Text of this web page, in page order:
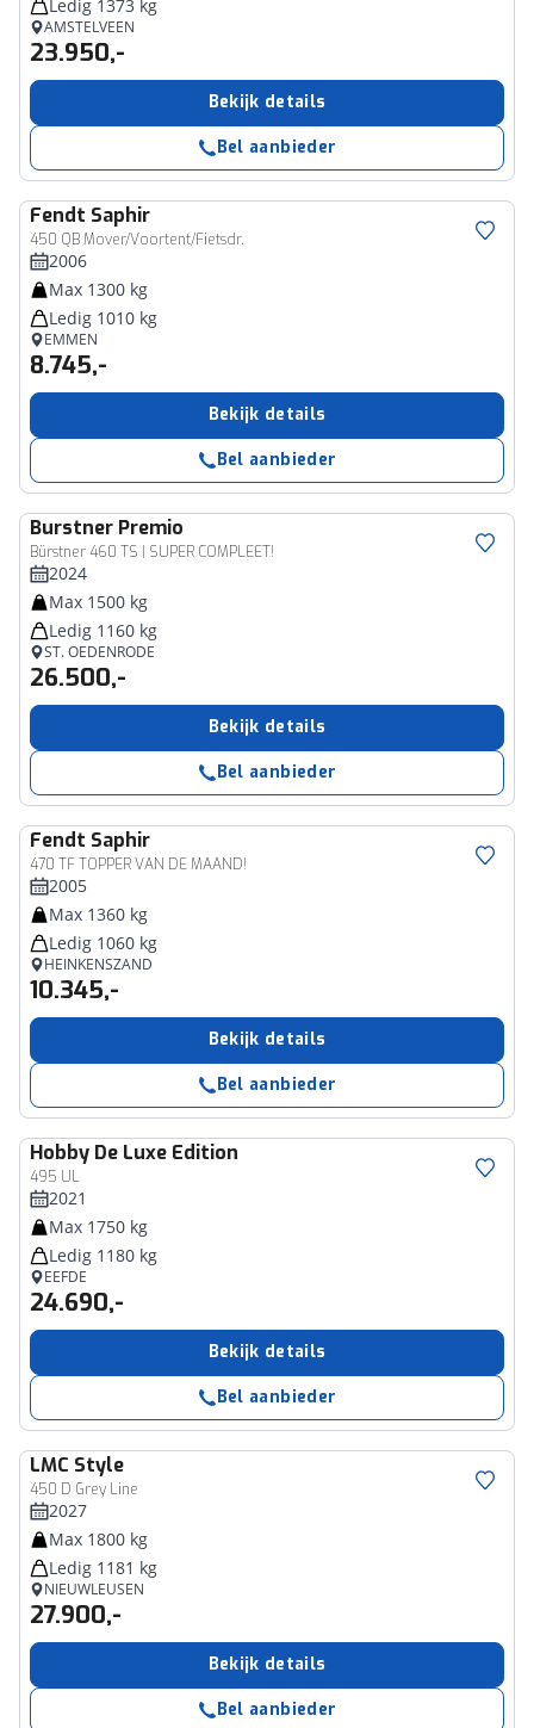
Ledig 1373 kg
AMSTELVEEN
23.950,-
Bekijk details
Bel aanbieder
Fendt Saphir
450 QB Mover/Voortent/Fietsdr.
2006
Max 1300 kg
Ledig 1010 kg
EMMEN
8.745,-
Bekijk details
Bel aanbieder
Burstner Premio
Bürstner 460 TS | SUPER COMPLEET!
2024
Max 1500 kg
Ledig 1160 kg
ST. OEDENRODE
26.500,-
Bekijk details
Bel aanbieder
Fendt Saphir
470 TF TOPPER VAN DE MAAND!
2005
Max 1360 kg
Ledig 1060 kg
HEINKENSZAND
10.345,-
Bekijk details
Bel aanbieder
Hobby De Luxe Edition
495 UL
2021
Max 1750 kg
Ledig 1180 kg
EEFDE
24.690,-
Bekijk details
Bel aanbieder
LMC Style
450 D Grey Line
2027
Max 1800 kg
Ledig 1181 kg
NIEUWLEUSEN
27.900,-
Bekijk details
Bel aanbieder